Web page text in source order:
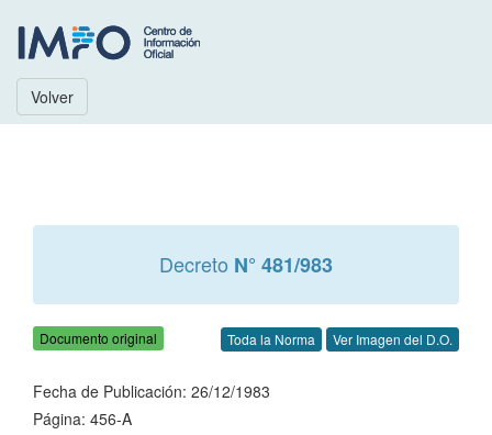
Volver
Decreto N° 481/983
Documento original Toda la Norma Ver Imagen del D.O.
Fecha de Publicación: 26/12/1983
Página: 456-A